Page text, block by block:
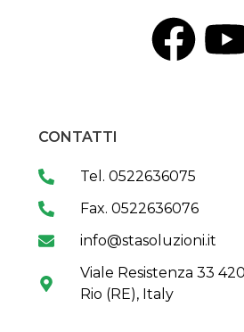
CONTATTI
Tel. 0522636075
Fax. 0522636076
info@stasoluzioni.it
Viale Resistenza 33
Rio (RE), Italy